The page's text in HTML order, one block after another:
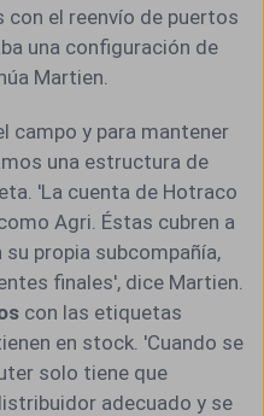
el reenvío de puertos
una configuración de
Martien.
campo y para mantener
una estructura de
'La cuenta de Hotraco
Agri. Éstas cubren a
propia subcompañía,
finales', dice Martien.
con las etiquetas
en stock. 'Cuando se
solo tiene que
adecuado y se